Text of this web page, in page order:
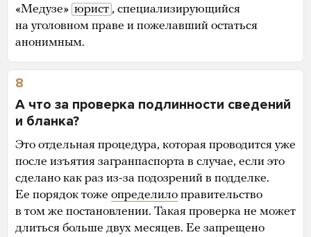
«Медузе» юрист , специализирующийся
на уголовном праве и пожелавший остаться
анонимным.
8
А что за проверка подлинности сведений
и бланка?
Это отдельная процедура, которая проводится уже
после изъятия загранпаспорта в случае, если это
сделано как раз из-за подозрений в подделке.
Ее порядок тоже определило правительство
в том же постановлении. Такая проверка не может
длиться больше двух месяцев. Ее запрещено